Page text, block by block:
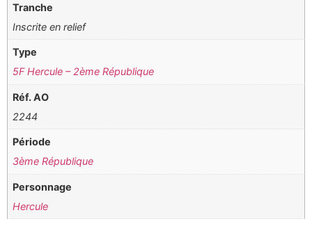
Tranche
Inscrite en relief
Type
5F Hercule – 2ème République
Réf. AO
2244
Période
3ème République
Personnage
Hercule